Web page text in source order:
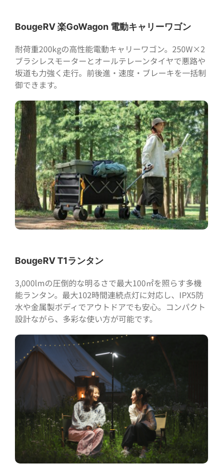
BougeRV 楽GoWagon 電動キャリーワゴン
耐荷重200kgの高性能電動キャリーワゴン。250W×2
ブラシレスモーターとオールテレーンタイヤで悪路や
坂道も力強く走行。前後進・速度・ブレーキを一括制
御できます。
BougeRV T1ランタン
3,000lmの圧倒的な明るさで最大100㎡を照らす多機
能ランタン。最大102時間連続点灯に対応し、IPX5防
水や金属製ボディでアウトドアでも安心。コンパクト
設計ながら、多彩な使い方が可能です。